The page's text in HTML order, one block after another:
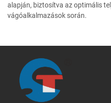
alapján, biztosítva az optimális
vágóalkalmazások során.